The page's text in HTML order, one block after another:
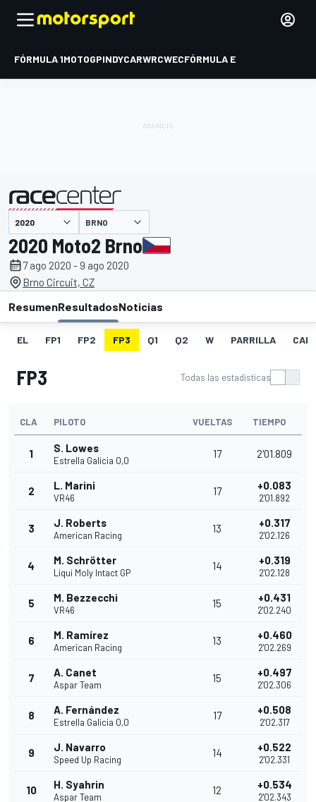
FÓRMULA 1MOTOGPINDYCARWRCWECFÓRMULA E
presentado por BRNO
2020 Moto2 Brno
7 ago 2020 - 9 ago 2020
Brno Circuit, CZ
ResumenResultadosNoticias
EL FP1 FP2 FP3 Q1 Q2 W PARRILLA
FP3 Todas las estadísticas
CLA PILOTO VUELTAS TIEMPO
1 S. Lowes
Estrella Galicia 0,0
17 2'01.809
2 L. Marini
VR46
17 +0.083
2'01.892
3 J. Roberts
American Racing
13 +0.317
2'02.126
4 M. Schrötter
Liqui Moly Intact GP
14 +0.319
2'02.128
5 M. Bezzecchi
VR46
15 +0.431
2'02.240
6 M. Ramírez
American Racing
13 +0.460
2'02.269
7 A. Canet
Aspar Team
15 +0.497
2'02.306
8 A. Fernández
Estrella Galicia 0,0
17 +0.508
2'02.317
9 J. Navarro
Speed Up Racing
14 +0.522
2'02.331
10 H. Syahrin
Aspar Team
12 +0.534
2'02.343